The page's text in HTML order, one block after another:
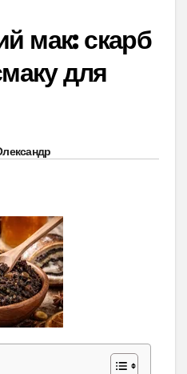
мак: скарб
для